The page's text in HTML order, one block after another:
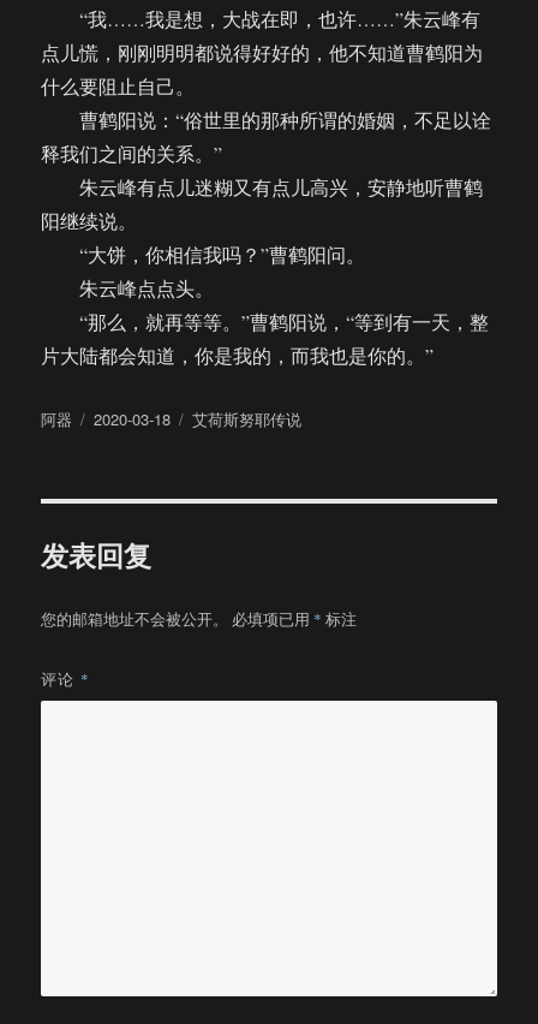
“我……我是想，大战在即，也许……”朱云峰有
点儿慌，刚刚明明都说得好好的，他不知道曹鹤阳为
什么要阻止自己。
曹鹤阳说：“俗世里的那种所谓的婚姻，不足以诠
释我们之间的关系。”
朱云峰有点儿迷糊又有点儿高兴，安静地听曹鹤
阳继续说。
“大饼，你相信我吗？”曹鹤阳问。
朱云峰点点头。
“那么，就再等等。”曹鹤阳说，“等到有一天，整
片大陆都会知道，你是我的，而我也是你的。”
作
阿器
发
2020-03-18
分
艾荷斯努耶传说
发表回复
您的邮箱地址不会被公开。 必填项已用 * 标注
评论 *